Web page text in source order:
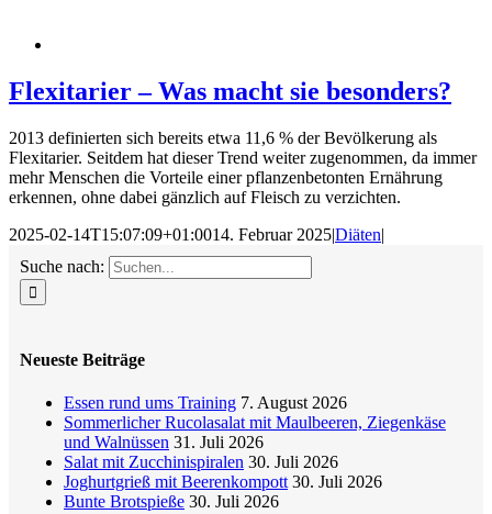
Flexitarier – Was macht sie besonders?
2013 definierten sich bereits etwa 11,6 % der Bevölkerung als
Flexitarier. Seitdem hat dieser Trend weiter zugenommen, da immer
mehr Menschen die Vorteile einer pflanzenbetonten Ernährung
erkennen, ohne dabei gänzlich auf Fleisch zu verzichten.
2025-02-14T15:07:09+01:0014. Februar 2025|Diäten|
Suche nach:
Neueste Beiträge
Essen rund ums Training 7. August 2026
Sommerlicher Rucolasalat mit Maulbeeren, Ziegenkäse
und Walnüssen 31. Juli 2026
Salat mit Zucchinispiralen 30. Juli 2026
Joghurtgrieß mit Beerenkompott 30. Juli 2026
Bunte Brotspieße 30. Juli 2026